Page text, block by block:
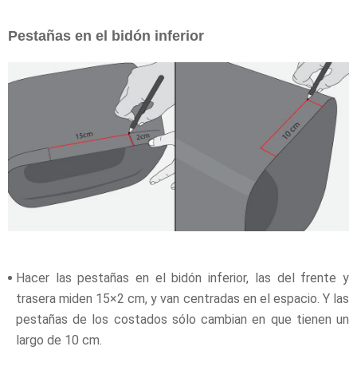
Pestañas en el bidón inferior
Hacer las pestañas en el bidón inferior, las del frente y
trasera miden 15×2 cm, y van centradas en el espacio. Y las
pestañas de los costados sólo cambian en que tienen un
largo de 10 cm.